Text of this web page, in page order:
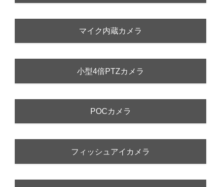
マイク内蔵カメラ
小型4倍PTZカメラ
POCカメラ
フィッシュアイカメラ